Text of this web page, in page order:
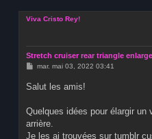
Viva Cristo Rey!
Stretch cruiser rear triangle
M
s
e
mar. mai 03, 2022 03:41
Salut les amis!
Quelques idées pour élargir un
arrière.
Je les ai trouvées sur tumblr